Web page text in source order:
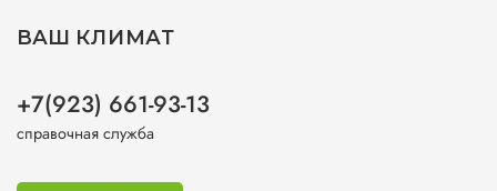
ВАШ КЛИМАТ
+7(923) 661-93-13
справочная служба